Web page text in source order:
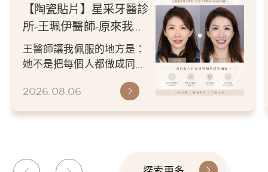
【陶瓷貼片】星采牙醫診
所-王珮伊醫師-原來我的
不愛笑，只是不喜歡自己
原本的牙齒
王醫師讓我佩服的地方是：
她不是把每個人都做成同一
更適合自己的樣子。 現...
2026.08.06